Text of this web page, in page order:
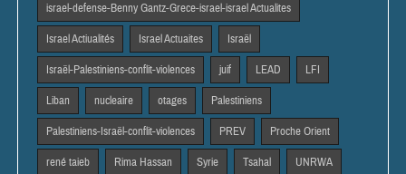
israel-defense-Benny Gantz-Grece-israel-israel Actualites
Israel Actiualités Israel Actuaites Israël
Israël-Palestiniens-conflit-violences juif LEAD LFI
Liban nucleaire otages Palestiniens
Palestiniens-Israël-conflit-violences PREV Proche Orient
rené taieb Rima Hassan Syrie Tsahal UNRWA